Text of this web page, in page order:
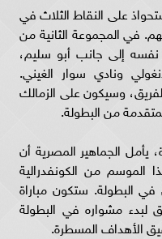
على النقاط الثلاث في
في المجموعة الثانية من
نفسه إلى جانب أبو سليم،
ونادي سوار الغيني.
وسيكون على الزمالك
من البطولة.
يأمل الجماهير المصرية أن
الموسم من الكونفدرالية
البطولة. ستكون مباراة
لبدء مشواره في البطولة
الأهداف المسطرة.